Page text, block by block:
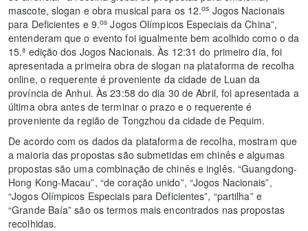
mascote, slogan e obra musical para os 12.os Jogos Nacionais
para Deficientes e 9.os Jogos Olímpicos Especiais da China”,
entenderam que o evento foi igualmente bem acolhido como o da
15.ª edição dos Jogos Nacionais. Às 12:31 do primeiro dia, foi
apresentada a primeira obra de slogan na plataforma de recolha
online, o requerente é proveniente da cidade de Luan da
província de Anhui. Às 23:58 do dia 30 de Abril, foi apresentada a
última obra antes de terminar o prazo e o requerente é
proveniente da região de Tongzhou da cidade de Pequim.
De acordo com os dados da plataforma de recolha, mostram que
a maioria das propostas são submetidas em chinês e algumas
propostas são uma combinação de chinês e inglês. “Guangdong-
Hong Kong-Macau”, “de coração unido”, “Jogos Nacionais”,
“Jogos Olímpicos Especiais para Deficientes”, “partilha” e
“Grande Baía” são os termos mais encontrados nas propostas
recolhidas.